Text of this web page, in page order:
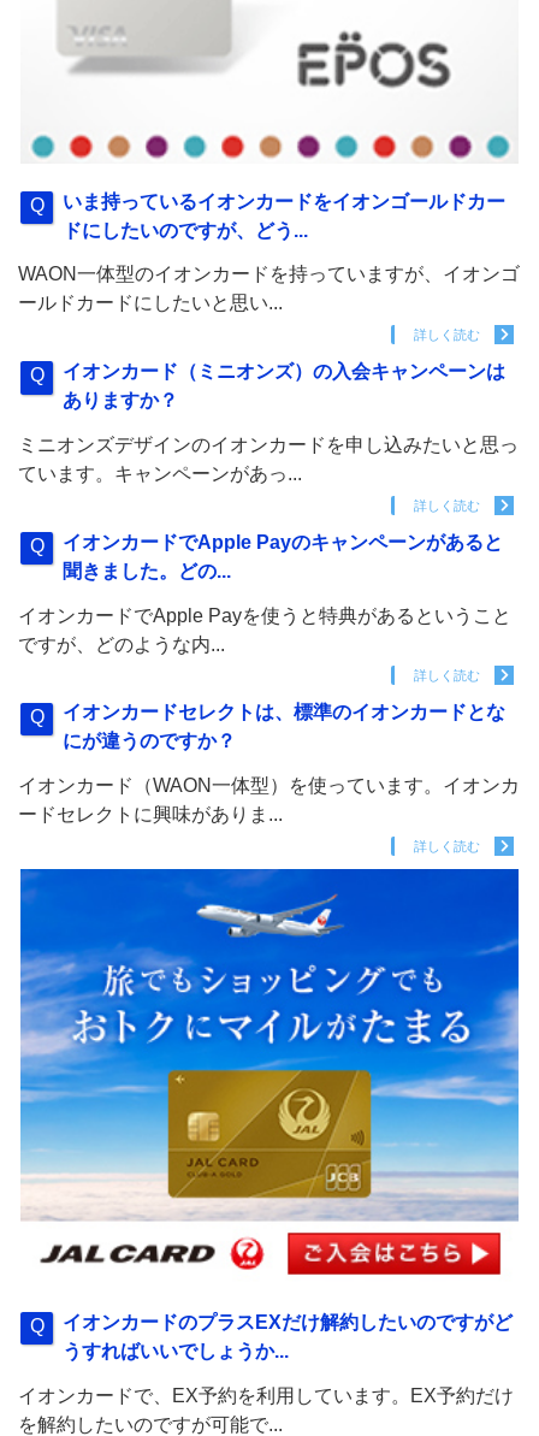
いま持っているイオンカードをイオンゴールドカー
ドにしたいのですが、どう...
WAON一体型のイオンカードを持っていますが、イオンゴ
ールドカードにしたいと思い...
詳しく読む
イオンカード（ミニオンズ）の入会キャンペーンは
ありますか？
ミニオンズデザインのイオンカードを申し込みたいと思っ
ています。キャンペーンがあっ...
詳しく読む
イオンカードでApple Payのキャンペーンがあると
聞きました。どの...
イオンカードでApple Payを使うと特典があるということ
ですが、どのような内...
詳しく読む
イオンカードセレクトは、標準のイオンカードとな
にが違うのですか？
イオンカード（WAON一体型）を使っています。イオンカ
ードセレクトに興味がありま...
詳しく読む
イオンカードのプラスEXだけ解約したいのですがど
うすればいいでしょうか...
イオンカードで、EX予約を利用しています。EX予約だけ
を解約したいのですが可能で...